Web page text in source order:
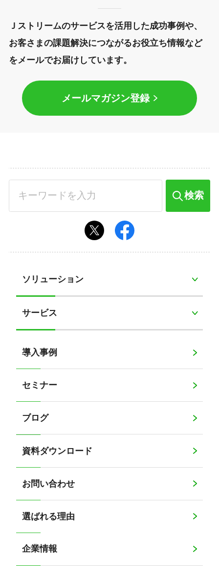
Ｊストリームのサービスを活用した成功事例や、
お客さまの課題解決につながるお役立ち情報など
をメールでお届けしています。
メールマガジン登録
検索
ソリューション
サービス
導入事例
セミナー
ブログ
資料ダウンロード
お問い合わせ
選ばれる理由
企業情報